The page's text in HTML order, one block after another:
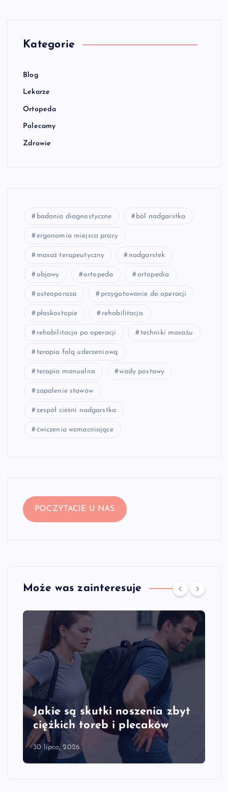
Kategorie
Blog
Lekarze
Ortopeda
Polecamy
Zdrowie
badania diagnostyczne ból nadgarstka
ergonomia miejsca pracy
masaż terapeutyczny nadgarstek
objawy ortopeda ortopedia
osteoporoza przygotowanie do operacji
płaskostopie rehabilitacja
rehabilitacja po operacji techniki masażu
terapia falą uderzeniową
terapia manualna wady postawy
zapalenie stawów
zespół cieśni nadgarstka
ćwiczenia wzmacniające
POCZYTACIE U NAS
Może was zainteresuje
zbyt
Jakie są objawy
kręgosłupa szyjnego
28 lipca, 2026